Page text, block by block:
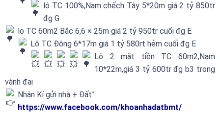
lô TC 100%,Nam chếch Tây 5*20m giá 2 tỷ 850tr
đg G
lo TC 60m2 Bắc 6,6 × 25m giá 2 tỷ 950tr cuối đg E
Lô TC Đông 6*17m giá 1 tỷ 580rt hẻm cuối đg E
Lô 2 mặt tiền TC 60m2,Nam
10*22m,giá 3 tỷ 600tr đg b3 trong
vành đai
Nhận Kí gửi nhà + Đất”
https://www.facebook.com/khoanhadatbmt/